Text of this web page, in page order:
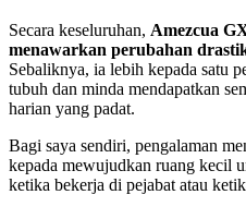
Secara keseluruhan, Amezcua
menawarkan perubahan
Sebaliknya, ia lebih kepada satu
tubuh dan minda mendapatkan
harian yang padat.
Bagi saya sendiri, pengalaman
kepada mewujudkan ruang kecil
ketika bekerja di pejabat atau